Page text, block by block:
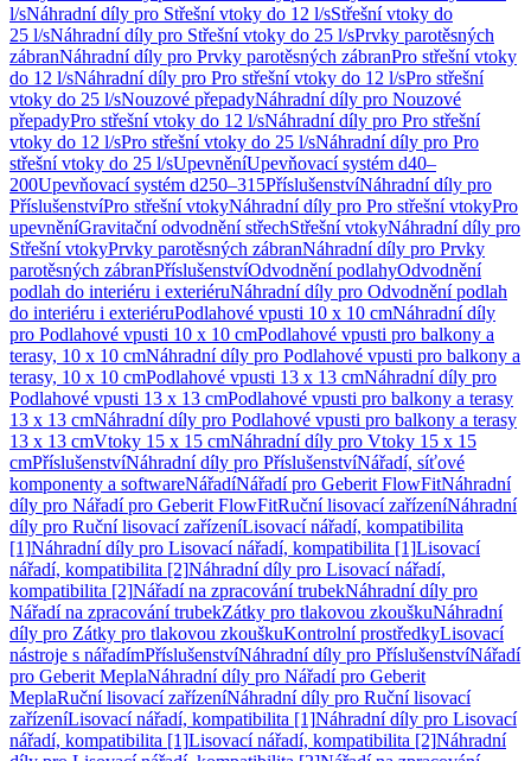
l/sNáhradní díly pro Střešní vtoky do 12 l/sStřešní vtoky do
25 l/sNáhradní díly pro Střešní vtoky do 25 l/sPrvky parotěsných
zábranNáhradní díly pro Prvky parotěsných zábranPro střešní vtoky
do 12 l/sNáhradní díly pro Pro střešní vtoky do 12 l/sPro střešní
vtoky do 25 l/sNouzové přepadyNáhradní díly pro Nouzové
přepadyPro střešní vtoky do 12 l/sNáhradní díly pro Pro střešní
vtoky do 12 l/sPro střešní vtoky do 25 l/sNáhradní díly pro Pro
střešní vtoky do 25 l/sUpevněníUpevňovací systém d40–
200Upevňovací systém d250–315PříslušenstvíNáhradní díly pro
PříslušenstvíPro střešní vtokyNáhradní díly pro Pro střešní vtokyPro
upevněníGravitační odvodnění střechStřešní vtokyNáhradní díly pro
Střešní vtokyPrvky parotěsných zábranNáhradní díly pro Prvky
parotěsných zábranPříslušenstvíOdvodnění podlahyOdvodnění
podlah do interiéru i exteriéruNáhradní díly pro Odvodnění podlah
do interiéru i exteriéruPodlahové vpusti 10 x 10 cmNáhradní díly
pro Podlahové vpusti 10 x 10 cmPodlahové vpusti pro balkony a
terasy, 10 x 10 cmNáhradní díly pro Podlahové vpusti pro balkony a
terasy, 10 x 10 cmPodlahové vpusti 13 x 13 cmNáhradní díly pro
Podlahové vpusti 13 x 13 cmPodlahové vpusti pro balkony a terasy
13 x 13 cmNáhradní díly pro Podlahové vpusti pro balkony a terasy
13 x 13 cmVtoky 15 x 15 cmNáhradní díly pro Vtoky 15 x 15
cmPříslušenstvíNáhradní díly pro PříslušenstvíNářadí, síťové
komponenty a softwareNářadíNářadí pro Geberit FlowFitNáhradní
díly pro Nářadí pro Geberit FlowFitRuční lisovací zařízeníNáhradní
díly pro Ruční lisovací zařízeníLisovací nářadí, kompatibilita
[1]Náhradní díly pro Lisovací nářadí, kompatibilita [1]Lisovací
nářadí, kompatibilita [2]Náhradní díly pro Lisovací nářadí,
kompatibilita [2]Nářadí na zpracování trubekNáhradní díly pro
Nářadí na zpracování trubekZátky pro tlakovou zkouškuNáhradní
díly pro Zátky pro tlakovou zkouškuKontrolní prostředkyLisovací
nástroje s nářadímPříslušenstvíNáhradní díly pro PříslušenstvíNářadí
pro Geberit MeplaNáhradní díly pro Nářadí pro Geberit
MeplaRuční lisovací zařízeníNáhradní díly pro Ruční lisovací
zařízeníLisovací nářadí, kompatibilita [1]Náhradní díly pro Lisovací
nářadí, kompatibilita [1]Lisovací nářadí, kompatibilita [2]Náhradní